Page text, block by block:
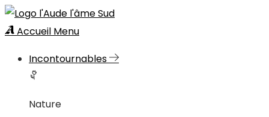
Accueil Menu
Incontournables
Nature